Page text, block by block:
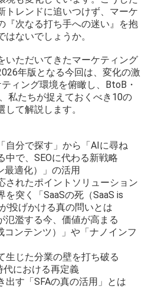
トレンドに追いつけず、マーケ
『次なる打ち手への迷い』を抱
はないでしょうか。
いただいてきたマーケティング
年版となる今回は、変化の激
ィング環境を俯瞰し、BtoB・
私たちが捉えておくべき10の
て解説します。
自分で探す」から「AIに尋ね
中で、SEOに代わる新戦略
最適化）」の活用
されたポイントソリューション
を突く「SaaSの死（SaaS is
投げかける真の問いとは
氾濫する今、価値が高まる
コンテンツ）」や「ナノインフ
生じた分業の壁を打ち破る
代における再定義
出す「SFAの真の活用」とは